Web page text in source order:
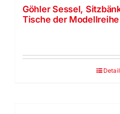
Göhler Sessel,
Tische der Modellreihe